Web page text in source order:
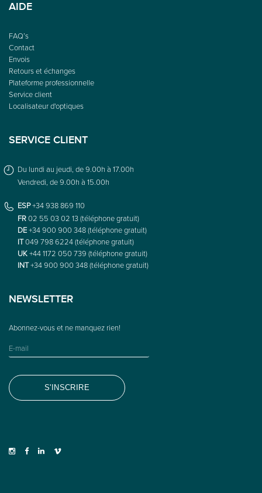
AIDE
FAQ’s
Contact
Envois
Retours et échanges
Plateforme professionnelle
Service client
Localisateur d'optiques
SERVICE CLIENT
Du lundi au jeudi, de 9.00h à 17.00h
Vendredi, de 9.00h à 15.00h
ESP+34 938 869 110
FR02 55 03 02 13 (téléphone gratuit)
DE+34 900 900 348 (téléphone gratuit)
IT049 798 6224 (téléphone gratuit)
UK+44 1172 050 739 (téléphone gratuit)
INT+34 900 900 348 (téléphone gratuit)
NEWSLETTER